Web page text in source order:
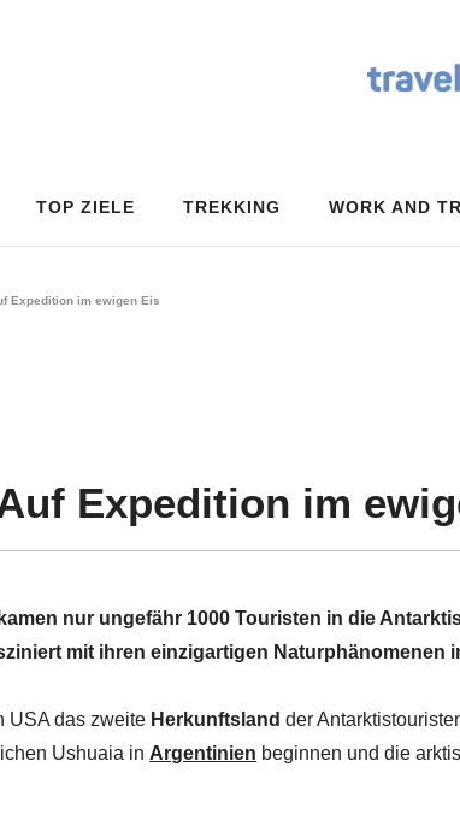
TOP ZIELE TREKKING WORK AND
Expedition im ewigen Eis
Expedition im
nur ungefähr 1000 Touristen in die
mit ihren einzigartigen Naturphänomenen
USA das zweite Herkunftsland der
Ushuaia in Argentinien beginnen und die